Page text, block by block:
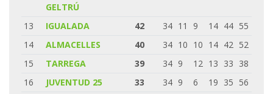
GELTRÚ
13 IGUALADA 42 34 11 9 14 44 55
14
ALMACELLES 40 34 10 10 14 42 52
15
TARREGA 39 34 9 12 13 33 38
16
JUVENTUD 25 33 34 9 6 19 35 56